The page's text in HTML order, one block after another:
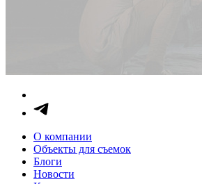
О компании
Объекты для съемок
Блоги
Новости